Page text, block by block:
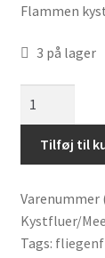
Flammen
3 på lager
Tilføj til
Varenummer
Kystfluer/
Tags: